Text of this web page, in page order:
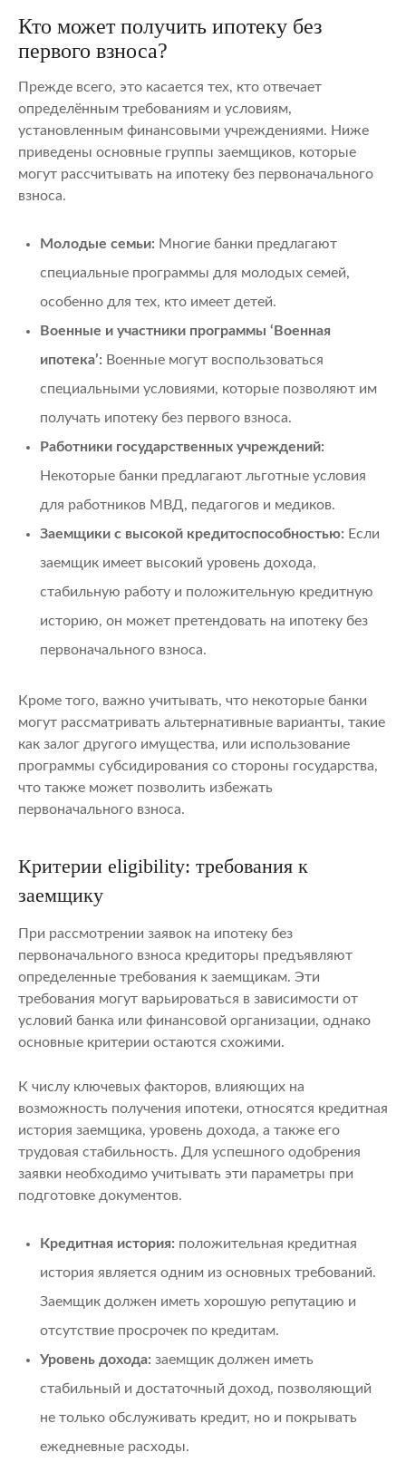
Кто может получить ипотеку без
первого взноса?
Прежде всего, это касается тех, кто отвечает
определённым требованиям и условиям,
установленным финансовыми учреждениями. Ниже
приведены основные группы заемщиков, которые
могут рассчитывать на ипотеку без первоначального
взноса.
Молодые семьи: Многие банки предлагают
специальные программы для молодых семей,
особенно для тех, кто имеет детей.
Военные и участники программы ‘Военная
ипотека’: Военные могут воспользоваться
специальными условиями, которые позволяют им
получать ипотеку без первого взноса.
Работники государственных учреждений:
Некоторые банки предлагают льготные условия
для работников МВД, педагогов и медиков.
Заемщики с высокой кредитоспособностью: Если
заемщик имеет высокий уровень дохода,
стабильную работу и положительную кредитную
историю, он может претендовать на ипотеку без
первоначального взноса.
Кроме того, важно учитывать, что некоторые банки
могут рассматривать альтернативные варианты, такие
как залог другого имущества, или использование
программы субсидирования со стороны государства,
что также может позволить избежать
первоначального взноса.
Критерии eligibility: требования к
заемщику
При рассмотрении заявок на ипотеку без
первоначального взноса кредиторы предъявляют
определенные требования к заемщикам. Эти
требования могут варьироваться в зависимости от
условий банка или финансовой организации, однако
основные критерии остаются схожими.
К числу ключевых факторов, влияющих на
возможность получения ипотеки, относятся кредитная
история заемщика, уровень дохода, а также его
трудовая стабильность. Для успешного одобрения
заявки необходимо учитывать эти параметры при
подготовке документов.
Кредитная история: положительная кредитная
история является одним из основных требований.
Заемщик должен иметь хорошую репутацию и
отсутствие просрочек по кредитам.
Уровень дохода: заемщик должен иметь
стабильный и достаточный доход, позволяющий
не только обслуживать кредит, но и покрывать
ежедневные расходы.